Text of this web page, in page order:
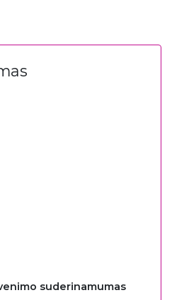
suderinamumas